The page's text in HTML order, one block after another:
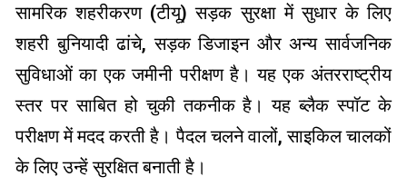
सामरिक शहरीकरण (टीयू) सड़क सुरक्षा में सुधार के लिए
शहरी बुनियादी ढांचे, सड़क डिजाइन और अन्य सार्वजनिक
सुविधाओं का एक जमीनी परीक्षण है। यह एक अंतरराष्ट्रीय
स्तर पर साबित हो चुकी तकनीक है। यह ब्लैक स्पॉट के
परीक्षण में मदद करती है। पैदल चलने वालों, साइकिल चालकों
के लिए उन्हें सुरक्षित बनाती है।